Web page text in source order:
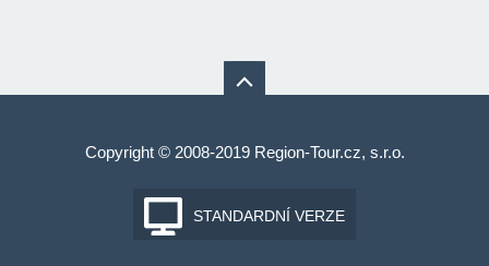
Copyright © 2008-2019 Region-Tour.cz, s.r.o.
STANDARDNÍ VERZE